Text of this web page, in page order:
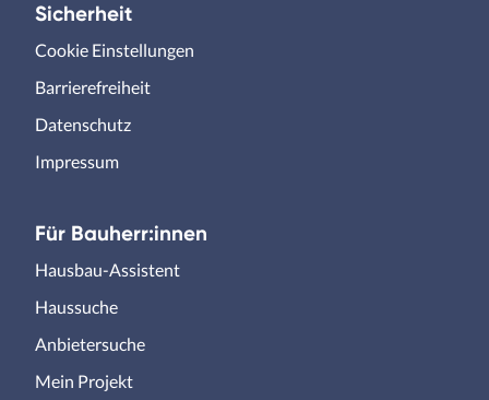
Sicherheit
Cookie Einstellungen
Barrierefreiheit
Datenschutz
Impressum
Für Bauherr:innen
Hausbau-Assistent
Haussuche
Anbietersuche
Mein Projekt